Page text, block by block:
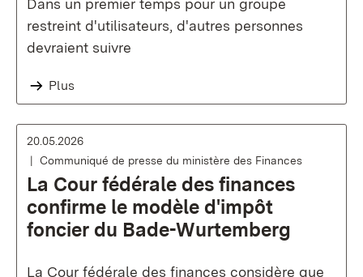
Dans un premier temps pour un groupe
restreint d'utilisateurs, d'autres personnes
devraient suivre
Plus
20.05.2026
Communiqué de presse du ministère des Finances
La Cour fédérale des finances
confirme le modèle d'impôt
foncier du Bade-Wurtemberg
La Cour fédérale des finances considère que